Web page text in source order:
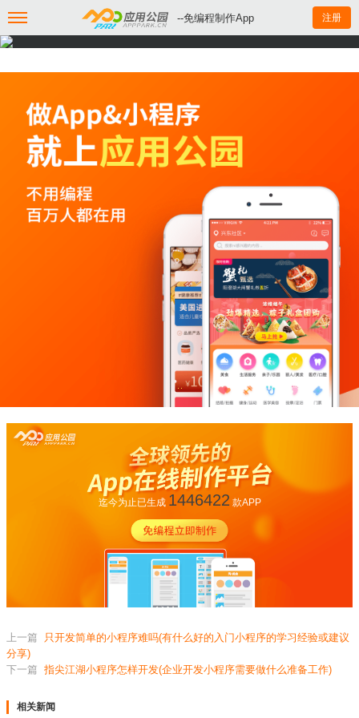
--免编程制作App 注册
迄今为止已生成 1446422 款APP
上一篇
只开发简单的小程序难吗(有什么好的入门小程序的学习经验或建议
分享)
下一篇 指尖江湖小程序怎样开发(企业开发小程序需要做什么准备工作)
相关新闻